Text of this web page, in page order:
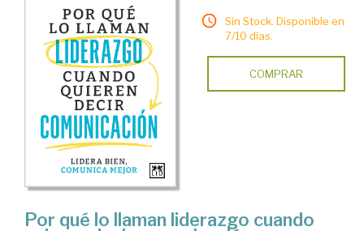
Sin Stock. Disponible en
7/10 días.
COMPRAR
Por qué lo llaman liderazgo cuando